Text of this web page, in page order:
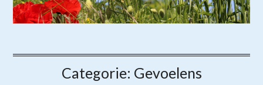
Categorie: Gevoelens